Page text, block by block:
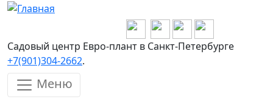
Перейти к основному содержанию
Садовый центр Евро-плант в Санкт-Петербурге
+7(901)304-2662.
Меню